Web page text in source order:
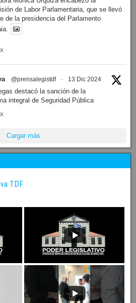
de Labor Parlamentaria, que se llevó
de la presidencia del Parlamento
X
@prensalegistdf · 13 Dic 2024
destacó la sanción de la
integral de Seguridad Pública
X
Cargar más
TDF